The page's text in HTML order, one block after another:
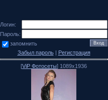
Логин:
Пароль:
запомнить
Забыл пароль| Регистрация
[ViP Фотосеты] 1089x1936